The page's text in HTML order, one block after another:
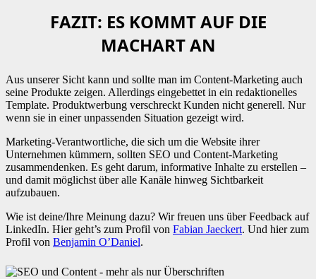
FAZIT: ES KOMMT AUF DIE
MACHART AN
Aus unserer Sicht kann und sollte man im Content-Marketing auch
seine Produkte zeigen. Allerdings eingebettet in ein redaktionelles
Template. Produktwerbung verschreckt Kunden nicht generell. Nur
wenn sie in einer unpassenden Situation gezeigt wird.
Marketing-Verantwortliche, die sich um die Website ihrer
Unternehmen kümmern, sollten SEO und Content-Marketing
zusammendenken. Es geht darum, informative Inhalte zu erstellen –
und damit möglichst über alle Kanäle hinweg Sichtbarkeit
aufzubauen.
Wie ist deine/Ihre Meinung dazu? Wir freuen uns über Feedback auf
LinkedIn. Hier geht’s zum Profil von Fabian Jaeckert. Und hier zum
Profil von Benjamin O’Daniel.